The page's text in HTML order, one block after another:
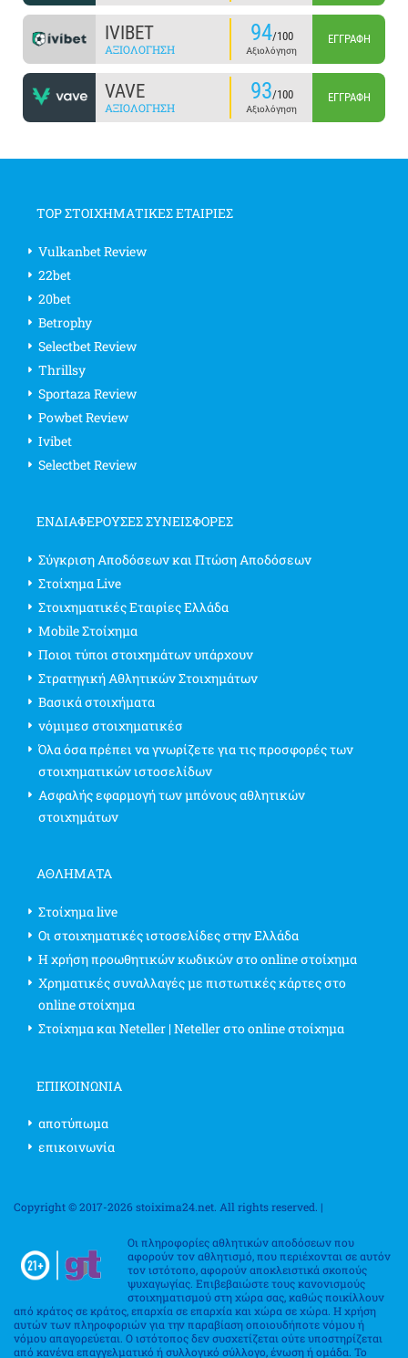
IVIBET
ΑΞΙΟΛΌΓΗΣΗ
94/100
Αξιολόγηση
ΕΓΓΡΑΦΉ
VAVE
ΑΞΙΟΛΌΓΗΣΗ
93/100
Αξιολόγηση
ΕΓΓΡΑΦΉ
TOP ΣΤΟΙΧΗΜΑΤΙΚΕΣ ΕΤΑΙΡΙΕΣ
Vulkanbet Review
22bet
20bet
Betrophy
Selectbet Review
Thrillsy
Sportaza Review
Powbet Review
Ivibet
Selectbet Review
ΕΝΔΙΑΦΈΡΟΥΣΕΣ ΣΥΝΕΙΣΦΟΡΈΣ
Σύγκριση Αποδόσεων και Πτώση Αποδόσεων
Στοίχημα Live
Στοιχηματικές Εταιρίες Ελλάδα
Mobile Στοίχημα
Ποιοι τύποι στοιχημάτων υπάρχουν
Στρατηγική Αθλητικών Στοιχημάτων
Βασικά στοιχήματα
νόμιμεσ στοιχηματικέσ
Όλα όσα πρέπει να γνωρίζετε για τις προσφορές των
στοιχηματικών ιστοσελίδων
Ασφαλής εφαρμογή των μπόνους αθλητικών
στοιχημάτων
ΑΘΛΗΜΑΤΑ
Στοίχημα live
Οι στοιχηματικές ιστοσελίδες στην Ελλάδα
Η χρήση προωθητικών κωδικών στο online στοίχημα
Χρηματικές συναλλαγές με πιστωτικές κάρτες στο
online στοίχημα
Στοίχημα και Neteller | Neteller στο online στοίχημα
ΕΠΙΚΟΙΝΩΝΊΑ
αποτύπωμα
επικοινωνία
Copyright © 2017-2026 stoixima24.net. All rights reserved. |
Οι πληροφορίες αθλητικών αποδόσεων που
αφορούν τον αθλητισμό, που περιέχονται σε αυτόν
τον ιστότοπο, αφορούν αποκλειστικά σκοπούς
ψυχαγωγίας. Επιβεβαιώστε τους κανονισμούς
στοιχηματισμού στη χώρα σας, καθώς ποικίλλουν
από κράτος σε κράτος, επαρχία σε επαρχία και χώρα σε χώρα. Η χρήση
αυτών των πληροφοριών για την παραβίαση οποιουδήποτε νόμου ή
νόμου απαγορεύεται. Ο ιστότοπος δεν συσχετίζεται ούτε υποστηρίζεται
από κανένα επαγγελματικό ή συλλογικό σύλλογο, ένωση ή ομάδα. Το